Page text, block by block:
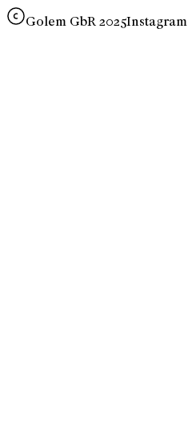
Golem GbR 2025Instagram